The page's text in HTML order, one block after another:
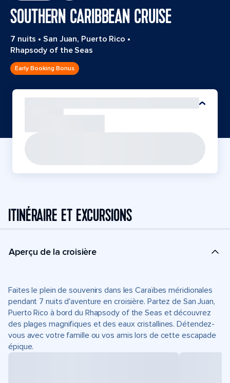
SOUTHERN CARIBBEAN CRUISE
7 nuits •San Juan, Puerto Rico •
Rhapsody of the Seas
Early Booking Bonus
ITINÉRAIRE ET EXCURSIONS
Aperçu de la croisière
Faites le plein de souvenirs dans les Caraïbes méridionales
pendant 7 nuits d'aventure en croisière. Partez de San Juan,
Puerto Rico à bord du Rhapsody of the Seas et découvrez
des plages magnifiques et des eaux cristallines. Détendez-
vous avec votre famille ou vos amis lors de cette escapade
épique.